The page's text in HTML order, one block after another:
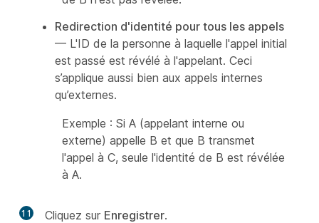
Redirection d'identité pour tous les appels
— L'ID de la personne à laquelle l'appel initial
est passé est révélé à l'appelant. Ceci
s’applique aussi bien aux appels internes
qu’externes.
Exemple : Si A (appelant interne ou
externe) appelle B et que B transmet
l'appel à C, seule l'identité de B est révélée
à A.
11 Cliquez sur Enregistrer.